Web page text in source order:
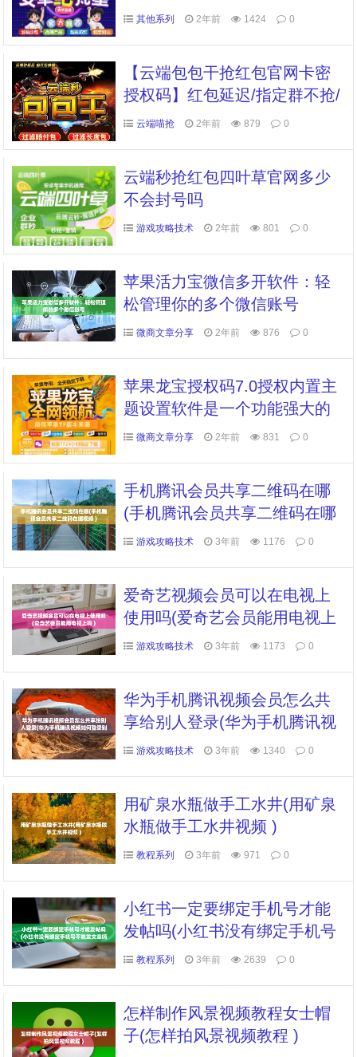
网其他系列 2年前 1424 0
【云端包包干抢红包官网卡密
授权码】红包延迟/指定群不抢/
玩转红包
云端喵抢 2年前 879 0
云端秒抢红包四叶草官网多少
不会封号吗
游戏攻略技术 2年前 801 0
苹果活力宝微信多开软件：轻
松管理你的多个微信账号
微商文章分享 2年前 876 0
苹果龙宝授权码7.0授权内置主
题设置软件是一个功能强大的
软件
微商文章分享 2年前 831 0
手机腾讯会员共享二维码在哪
(手机腾讯会员共享二维码在哪
视频 )
游戏攻略技术 3年前 1176 0
爱奇艺视频会员可以在电视上
使用吗(爱奇艺会员能用电视上
吗 )游戏攻略技术 3年前 1173 0
华为手机腾讯视频会员怎么共
享给别人登录(华为手机腾讯视
频如何登录别人的会员账号 )
游戏攻略技术 3年前 1340 0
用矿泉水瓶做手工水井(用矿泉
水瓶做手工水井视频 )
教程系列 3年前 971 0
小红书一定要绑定手机号才能
发帖吗(小红书没有绑定手机号
不能发文章吗 )
教程系列 3年前 2639 0
怎样制作风景视频教程女士帽
子(怎样拍风景视频教程 )